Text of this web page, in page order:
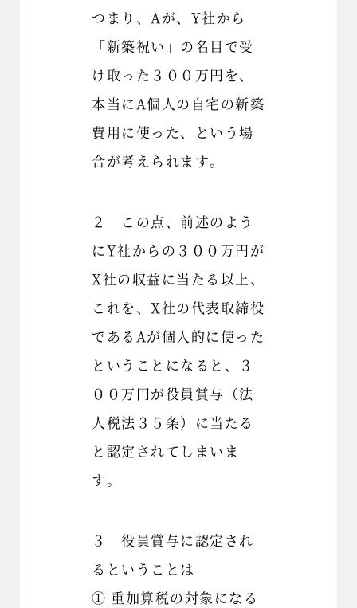
つまり、Aが、Y社から
「新築祝い」の名目で受
け取った３００万円を、
本当にA個人の自宅の新築
費用に使った、という場
合が考えられます。
２ この点、前述のよう
にY社からの３００万円が
X社の収益に当たる以上、
これを、X社の代表取締役
であるAが個人的に使った
ということになると、３
００万円が役員賞与（法
人税法３５条）に当たる
と認定されてしまいま
す。
３ 役員賞与に認定され
るということは
① 重加算税の対象になる